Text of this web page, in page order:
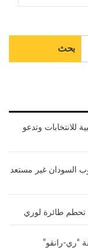
وتدعو
السودان غير مستعد
تحطم طائرة لوري
“ري-رانقو”